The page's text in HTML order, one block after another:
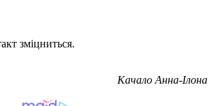
зміцниться.
Качало Анна-Ілона